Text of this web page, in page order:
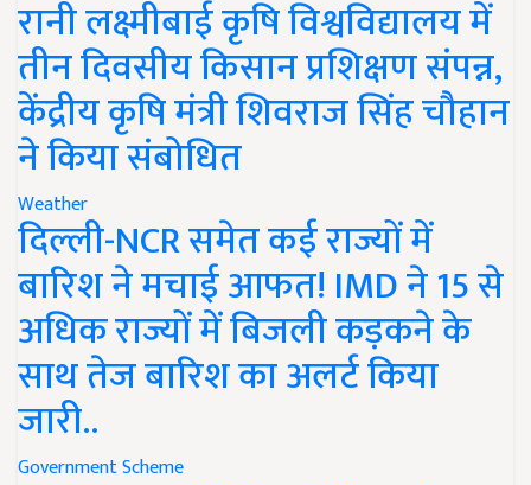
रानी लक्ष्मीबाई कृषि विश्वविद्यालय में
तीन दिवसीय किसान प्रशिक्षण संपन्न,
केंद्रीय कृषि मंत्री शिवराज सिंह चौहान
ने किया संबोधित
Weather
दिल्ली-NCR समेत कई राज्यों में
बारिश ने मचाई आफत! IMD ने 15 से
अधिक राज्यों में बिजली कड़कने के
साथ तेज बारिश का अलर्ट किया
जारी..
Government Scheme